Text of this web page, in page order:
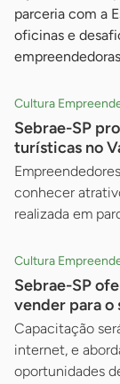
parceria com a
oficinas e
empreendedoras
Cultura
Sebrae-SP
turísticas no
conhecer
realizada em
Cultura
Sebrae-SP
vender para
Capacitação
internet, e
oportunidades